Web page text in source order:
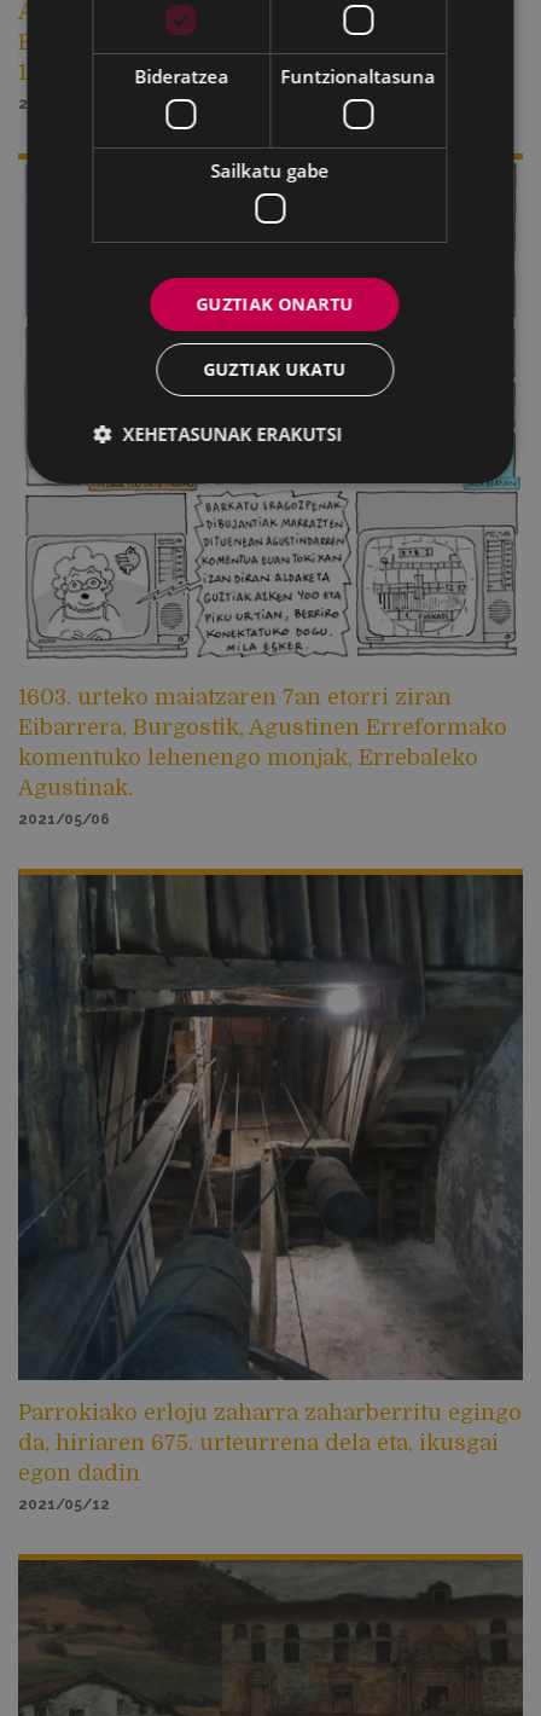
Azpilikuetatarren “Atzo goizeko ipuiñak”:
Eibarko San Andres Kontzeju zaharraren
1501eko Ordenantzak
2021/04/23
1603. urteko maiatzaren 7an etorri ziran
Eibarrera, Burgostik, Agustinen Erreformako
komentuko lehenengo monjak, Errebaleko
Agustinak.
2021/05/06
Parrokiako erloju zaharra zaharberritu egingo
da, hiriaren 675. urteurrena dela eta, ikusgai
egon dadin
2021/05/12
Bideratzea Funtzionaltasuna
Sailkatu gabe
GUZTIAK ONARTU
GUZTIAK UKATU
XEHETASUNAK ERAKUTSI